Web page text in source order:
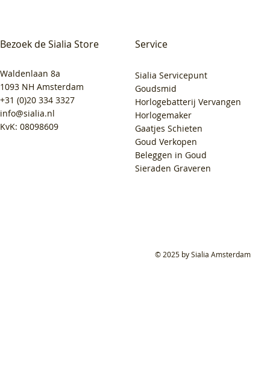
Bezoek de Sialia Store
Waldenlaan 8a
1093 NH Amsterdam
+31 (0)20 334 3327
info@sialia.nl
KvK: 08098609
Service
Sialia Servicepunt
Goudsmid
Horlogebatterij Vervangen
Horlogemaker
Gaatjes Schieten
Goud Verkopen
Beleggen in Goud
Sieraden Graveren
© 2025 by Sialia Amsterdam